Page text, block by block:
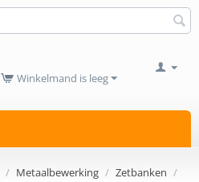
Winkelmand is leeg
/ Metaalbewerking / Zetbanken /